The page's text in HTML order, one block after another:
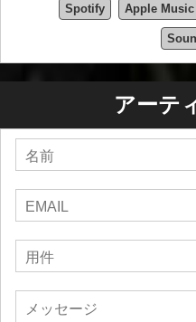
Spotify Apple Music
アーテ